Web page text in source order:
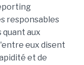
responsables
aux
eux disent
et de